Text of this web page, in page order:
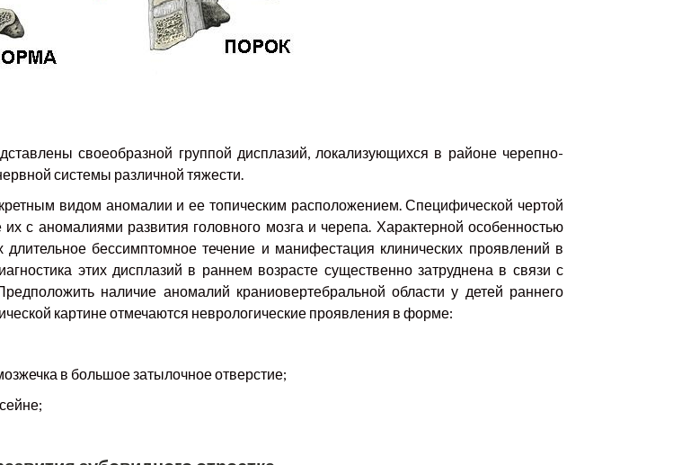
своеобразной группой дисплазий, локализующихся в районе черепно-
системы различной тяжести.
видом аномалии и ее топическим расположением. Специфической чертой
с аномалиями развития головного мозга и черепа. Характерной особенностью
бессимптомное течение и манифестация клинических проявлений в
этих дисплазий в раннем возрасте существенно затруднена в связи с
наличие аномалий краниовертебральной области у детей раннего
картине отмечаются неврологические проявления в форме:
в большое затылочное отверстие;